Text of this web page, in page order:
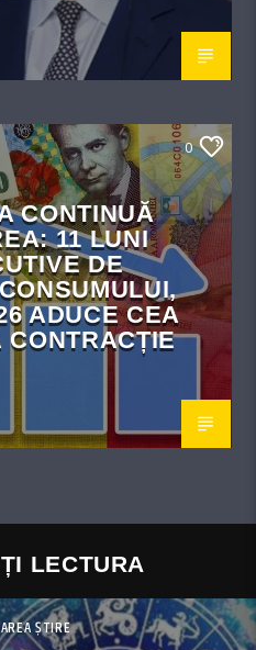
0
CONTINUĂ
11 LUNI
DE
ADUCE CEA
CONTRACȚIE
LECTURA
ȘTIRE